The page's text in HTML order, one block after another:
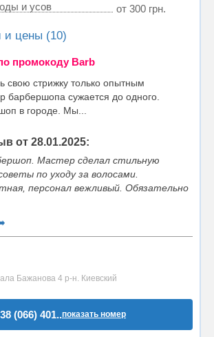
и усов
от 300 грн.
и цены (10)
промокоду Barb
свою стрижку только опытным
барбершопа сужается до одного.
в городе. Мы...
от 28.01.2025:
Мастер сделал стильную
по уходу за волосами.
персонал вежливый. Обязательно
Бажанова 4 р-н. Киевский
(066) 401..показать номер